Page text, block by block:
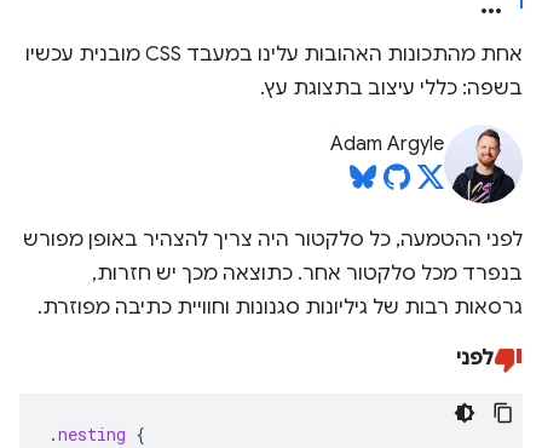
אחת מהתכונות האהובות עלינו במעבד CSS מובנית עכשיו
בשפה: כללי עיצוב בתצוגת עץ.
Adam Argyle
לפני ההטמעה, כל סלקטור היה צריך להצהיר באופן מפורש
בנפרד מכל סלקטור אחר. כתוצאה מכך יש חזרות,
גרסאות רבות של גיליונות סגנונות וחוויית כתיבה מפוזרת.
לפני
.nesting {